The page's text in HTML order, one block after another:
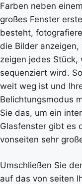
Farben neben
großes Fenster
besteht,
die Bilder
zeigen jedes
sequenziert wird.
weit weg ist und
Belichtungsmodus
Sie das, um ein
Glasfenster gibt es
vonseiten sehr
Umschließen Sie
auf das von seiten